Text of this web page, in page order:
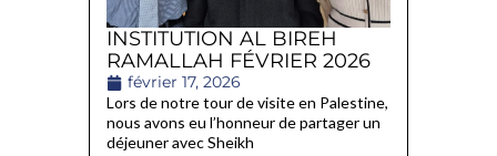
INSTITUTION AL BIREH
RAMALLAH FÉVRIER 2026
février 17, 2026
Lors de notre tour de visite en Palestine,
nous avons eu l’honneur de partager un
déjeuner avec Sheikh